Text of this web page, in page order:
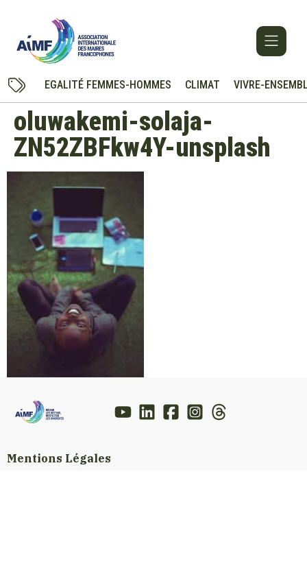
EGALITÉ FEMMES-HOMMES CLIMAT VIVRE-
oluwakemi-solaja-
ZN52ZBFkw4Y-unsplash
Mentions Légales